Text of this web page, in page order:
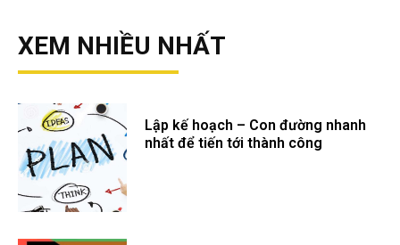
XEM NHIỀU NHẤT
Lập kế hoạch – Con đường nhanh
nhất để tiến tới thành công